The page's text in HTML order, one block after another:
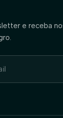
e receba